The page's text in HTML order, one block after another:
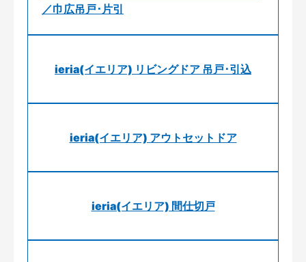
／巾広吊戸･片引
ieria(イエリア) リビングドア 吊戸･引込
ieria(イエリア) アウトセットドア
ieria(イエリア) 間仕切戸